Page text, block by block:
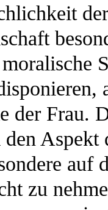
der Frau.
auf
zu